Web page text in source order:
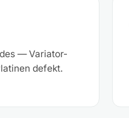
— Variator-
defekt.